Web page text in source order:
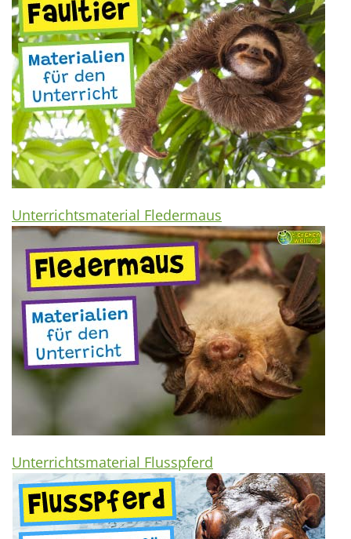
Unterrichtsmaterial Fledermaus
Unterrichtsmaterial Flusspferd